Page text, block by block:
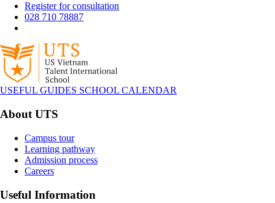
Register for consultation
028 710 78887
USEFUL GUIDES SCHOOL CALENDAR
About UTS
Campus tour
Learning pathway
Admission process
Careers
Useful Information